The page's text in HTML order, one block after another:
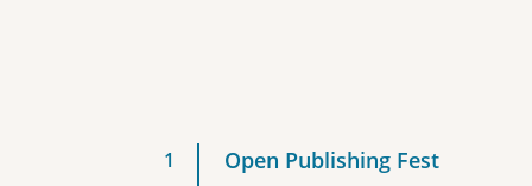
Open Publishing Fest